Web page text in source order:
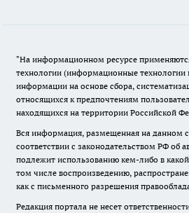
"На информационном ресурсе
технологии (информационные технологии
информации на основе сбора,
относящихся к предпочтениям
находящихся на территории Российской
Вся информация, размещенная на данном
соответствии с законодательством РФ об
подлежит использованию кем-либо в
том числе воспроизведению,
как с письменного разрешения
Редакция портала не несет